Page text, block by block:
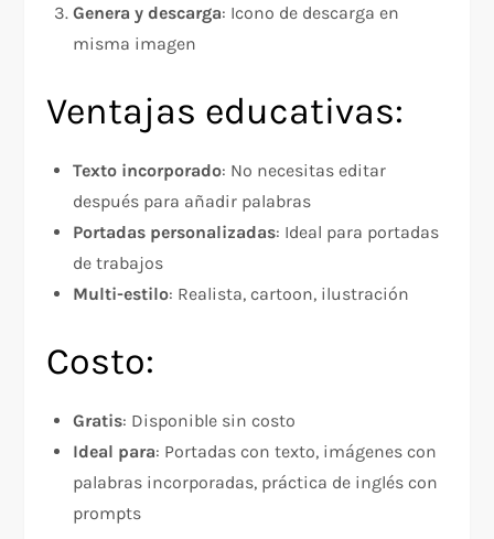
Genera y descarga: Icono de descarga en
misma imagen
Ventajas educativas:
Texto incorporado: No necesitas editar
después para añadir palabras
Portadas personalizadas: Ideal para portadas
de trabajos
Multi-estilo: Realista, cartoon, ilustración
Costo:
Gratis: Disponible sin costo
Ideal para: Portadas con texto, imágenes con
palabras incorporadas, práctica de inglés con
prompts